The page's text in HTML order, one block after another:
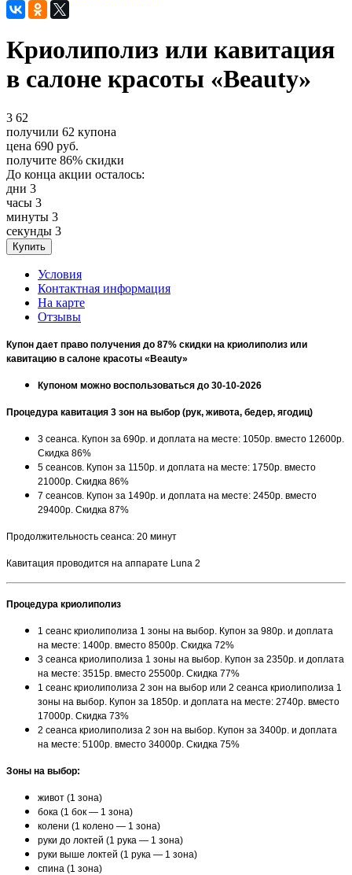
Криолиполиз или кавитация
в салоне красоты «Beauty»
3 62
получили 62 купона
цена 690 руб.
получите 86% скидки
До конца акции осталось:
дни 3
часы 3
минуты 3
секунды 3
Условия
Контактная информация
На карте
Отзывы
Купон дает право получения до 87% скидки на криолиполиз или
кавитацию в салоне красоты «Beauty»
Купоном можно воспользоваться до 30-10-2026
Процедура кавитация 3 зон на выбор (рук, живота, бедер, ягодиц)
3 сеанса. Купон за 690р. и доплата на месте: 1050р. вместо 12600р.
Скидка 86%
5 сеансов. Купон за 1150р. и доплата на месте: 1750р. вместо
21000р. Скидка 86%
7 сеансов. Купон за 1490р. и доплата на месте: 2450р. вместо
29400р. Скидка 87%
Продолжительность сеанса: 20 минут
Кавитация проводится на аппарате Luna 2
Процедура криолиполиз
1 сеанс криолиполиза 1 зоны на выбор. Купон за 980р. и доплата
на месте: 1400р. вместо 8500р. Скидка 72%
3 сеанса криолиполиза 1 зоны на выбор. Купон за 2350р. и доплата
на месте: 3515р. вместо 25500р. Скидка 77%
1 сеанс криолиполиза 2 зон на выбор или 2 сеанса криолиполиза 1
зоны на выбор. Купон за 1850р. и доплата на месте: 2740р. вместо
17000р. Скидка 73%
2 сеанса криолиполиза 2 зон на выбор. Купон за 3400р. и доплата
на месте: 5100р. вместо 34000р. Скидка 75%
Зоны на выбор:
живот (1 зона)
бока (1 бок — 1 зона)
колени (1 колено — 1 зона)
руки до локтей (1 рука — 1 зона)
руки выше локтей (1 рука — 1 зона)
спина (1 зона)